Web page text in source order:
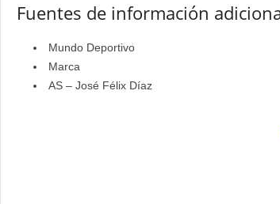
Fuentes de información
Mundo Deportivo
Marca
AS – José Félix Díaz